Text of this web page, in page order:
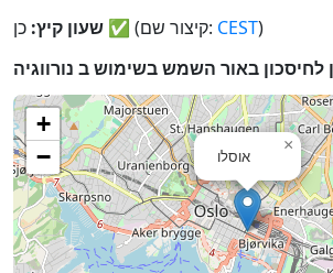
שעון קיץ: ✅ (קיצור שם: CEST)
אוסלו
×
+
−